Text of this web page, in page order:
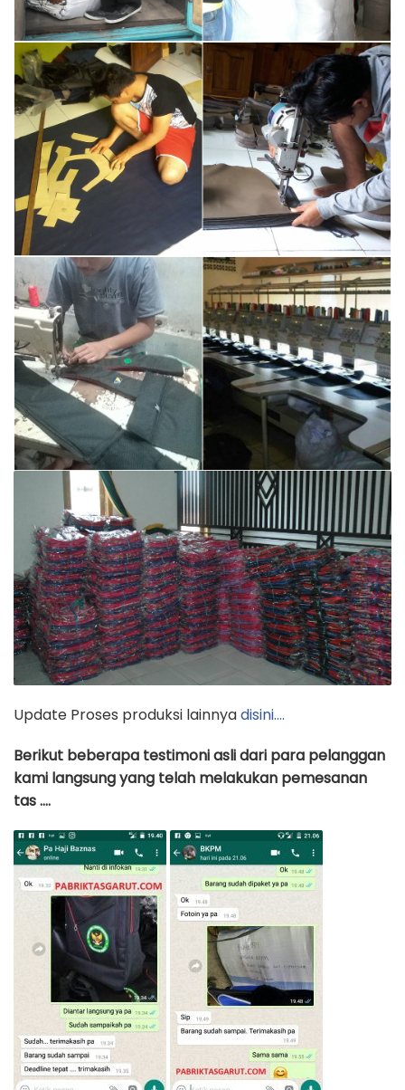
Update Proses produksi lainnyadisini….
Berikut beberapa testimoni asli dari para pelanggan
kami langsung yang telah melakukan pemesanan
tas ….